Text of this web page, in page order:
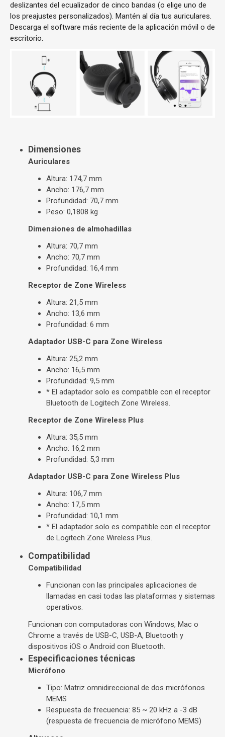
deslizantes del ecualizador de cinco bandas (o elige uno de
los preajustes personalizados). Mantén al día tus auriculares.
Descarga el software más reciente de la aplicación móvil o de
escritorio.
Dimensiones
Auriculares
Altura: 174,7 mm
Ancho: 176,7 mm
Profundidad: 70,7 mm
Peso: 0,1808 kg
Dimensiones de almohadillas
Altura: 70,7 mm
Ancho: 70,7 mm
Profundidad: 16,4 mm
Receptor de Zone Wireless
Altura: 21,5 mm
Ancho: 13,6 mm
Profundidad: 6 mm
Adaptador USB-C para Zone Wireless
Altura: 25,2 mm
Ancho: 16,5 mm
Profundidad: 9,5 mm
* El adaptador solo es compatible con el receptor
Bluetooth de Logitech Zone Wireless.
Receptor de Zone Wireless Plus
Altura: 35,5 mm
Ancho: 16,2 mm
Profundidad: 5,3 mm
Adaptador USB-C para Zone Wireless Plus
Altura: 106,7 mm
Ancho: 17,5 mm
Profundidad: 10,1 mm
* El adaptador solo es compatible con el receptor
de Logitech Zone Wireless Plus.
Compatibilidad
Compatibilidad
Funcionan con las principales aplicaciones de
llamadas en casi todas las plataformas y sistemas
operativos.
Funcionan con computadoras con Windows, Mac o
Chrome a través de USB-C, USB-A, Bluetooth y
dispositivos iOS o Android con Bluetooth.
Especificaciones técnicas
Micrófono
Tipo: Matriz omnidireccional de dos micrófonos
MEMS
Respuesta de frecuencia: 85 ~ 20 kHz a -3 dB
(respuesta de frecuencia de micrófono MEMS)